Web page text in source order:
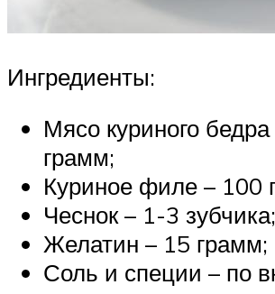
Ингредиенты:
Мясо куриного
грамм;
Куриное филе – 100
Чеснок – 1-3 зубчика;
Желатин – 15 грамм;
Соль и специи – по